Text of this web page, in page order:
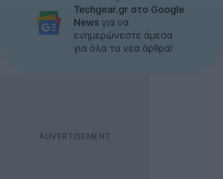
Techgear.gr στο Google
News για να
ενημερώνεστε άμεσα
για όλα τα νέα άρθρα!